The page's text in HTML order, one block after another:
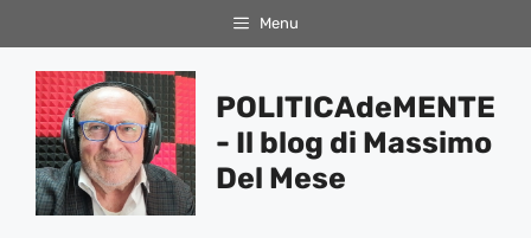
al
contenuto
Menu
POLITICAdeMENTE
- Il blog di Massimo
Del Mese